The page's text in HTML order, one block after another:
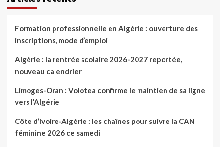
Formation professionnelle en Algérie : ouverture des
inscriptions, mode d’emploi
Algérie : la rentrée scolaire 2026-2027 reportée,
nouveau calendrier
Limoges-Oran : Volotea confirme le maintien de sa ligne
vers l’Algérie
Côte d’Ivoire-Algérie : les chaînes pour suivre la CAN
féminine 2026 ce samedi